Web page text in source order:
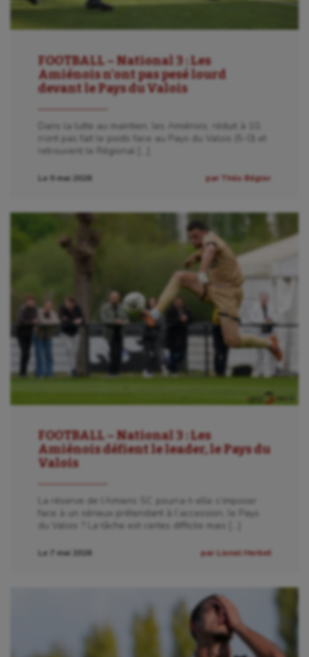
FOOTBALL – National 3 : Les
Amiénois n’ont pas pesé lourd
devant le Pays du Valois
Dans la lutte au maintien, les Amiénois, réduit à 10,
n’ont pas fait le poids face au Pays du Valois (5-0) et
retrouvent le Régional […]
Le 9 mai 2026 par Théo Bégler
FOOTBALL – National 3 : Les
Amiénois défient le leader, le Pays du
Valois
La réserve de l’Amiens SC pourra-t-elle s’imposer
face à un sérieux prétendant à l’accession, le Pays
du Valois ? La tâche est certes difficile mais […]
Le 7 mai 2026 par Lionel Herbet